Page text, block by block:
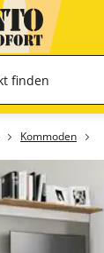
Kommoden